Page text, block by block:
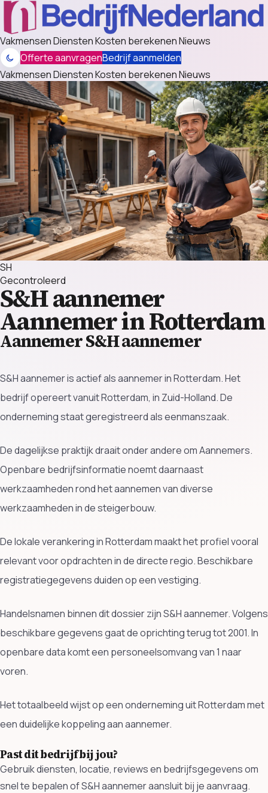
VakmensenDienstenKosten berekenenNieuws
Offerte aanvragenBedrijf aanmelden
VakmensenDienstenKosten berekenenNieuws
SH
Gecontroleerd
S&H aannemer
Aannemer in Rotterdam
Aannemer S&H aannemer
S&H aannemer is actief als aannemer in Rotterdam. Het
bedrijf opereert vanuit Rotterdam, in Zuid-Holland. De
onderneming staat geregistreerd als eenmanszaak.
De dagelijkse praktijk draait onder andere om Aannemers.
Openbare bedrijfsinformatie noemt daarnaast
werkzaamheden rond het aannemen van diverse
werkzaamheden in de steigerbouw.
De lokale verankering in Rotterdam maakt het profiel vooral
relevant voor opdrachten in de directe regio. Beschikbare
registratiegegevens duiden op een vestiging.
Handelsnamen binnen dit dossier zijn S&H aannemer. Volgens
beschikbare gegevens gaat de oprichting terug tot 2001. In
openbare data komt een personeelsomvang van 1 naar
voren.
Het totaalbeeld wijst op een onderneming uit Rotterdam met
een duidelijke koppeling aan aannemer.
Past dit bedrijf bij jou?
Gebruik diensten, locatie, reviews en bedrijfsgegevens om
snel te bepalen of S&H aannemer aansluit bij je aanvraag.